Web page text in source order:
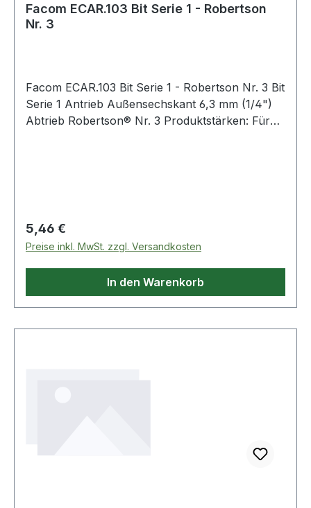
Facom ECAR.103 Bit Serie 1 - Robertson
Nr. 3
Facom ECAR.103 Bit Serie 1 - Robertson Nr. 3 Bit
Serie 1 Antrieb Außensechskant 6,3 mm (1/4")
Abtrieb Robertson® Nr. 3 Produktstärken: Für
Regulärer Preis:
5,46 €
Preise inkl. MwSt. zzgl. Versandkosten
In den Warenkorb